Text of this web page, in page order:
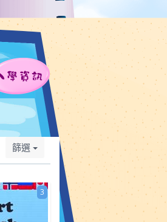
入學資訊
篩選
3